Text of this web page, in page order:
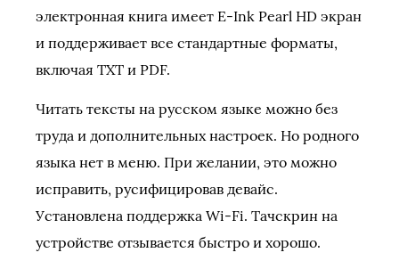
электронная книга имеет E-Ink Pearl HD экран
и поддерживает все стандартные форматы,
включая TXT и PDF.
Читать тексты на русском языке можно без
труда и дополнительных настроек. Но родного
языка нет в меню. При желании, это можно
исправить, русифицировав девайс.
Установлена поддержка Wi-Fi. Тачскрин на
устройстве отзывается быстро и хорошо.